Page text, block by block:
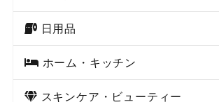
日用品
ホーム・キッチン
スキンケア・ビューティー